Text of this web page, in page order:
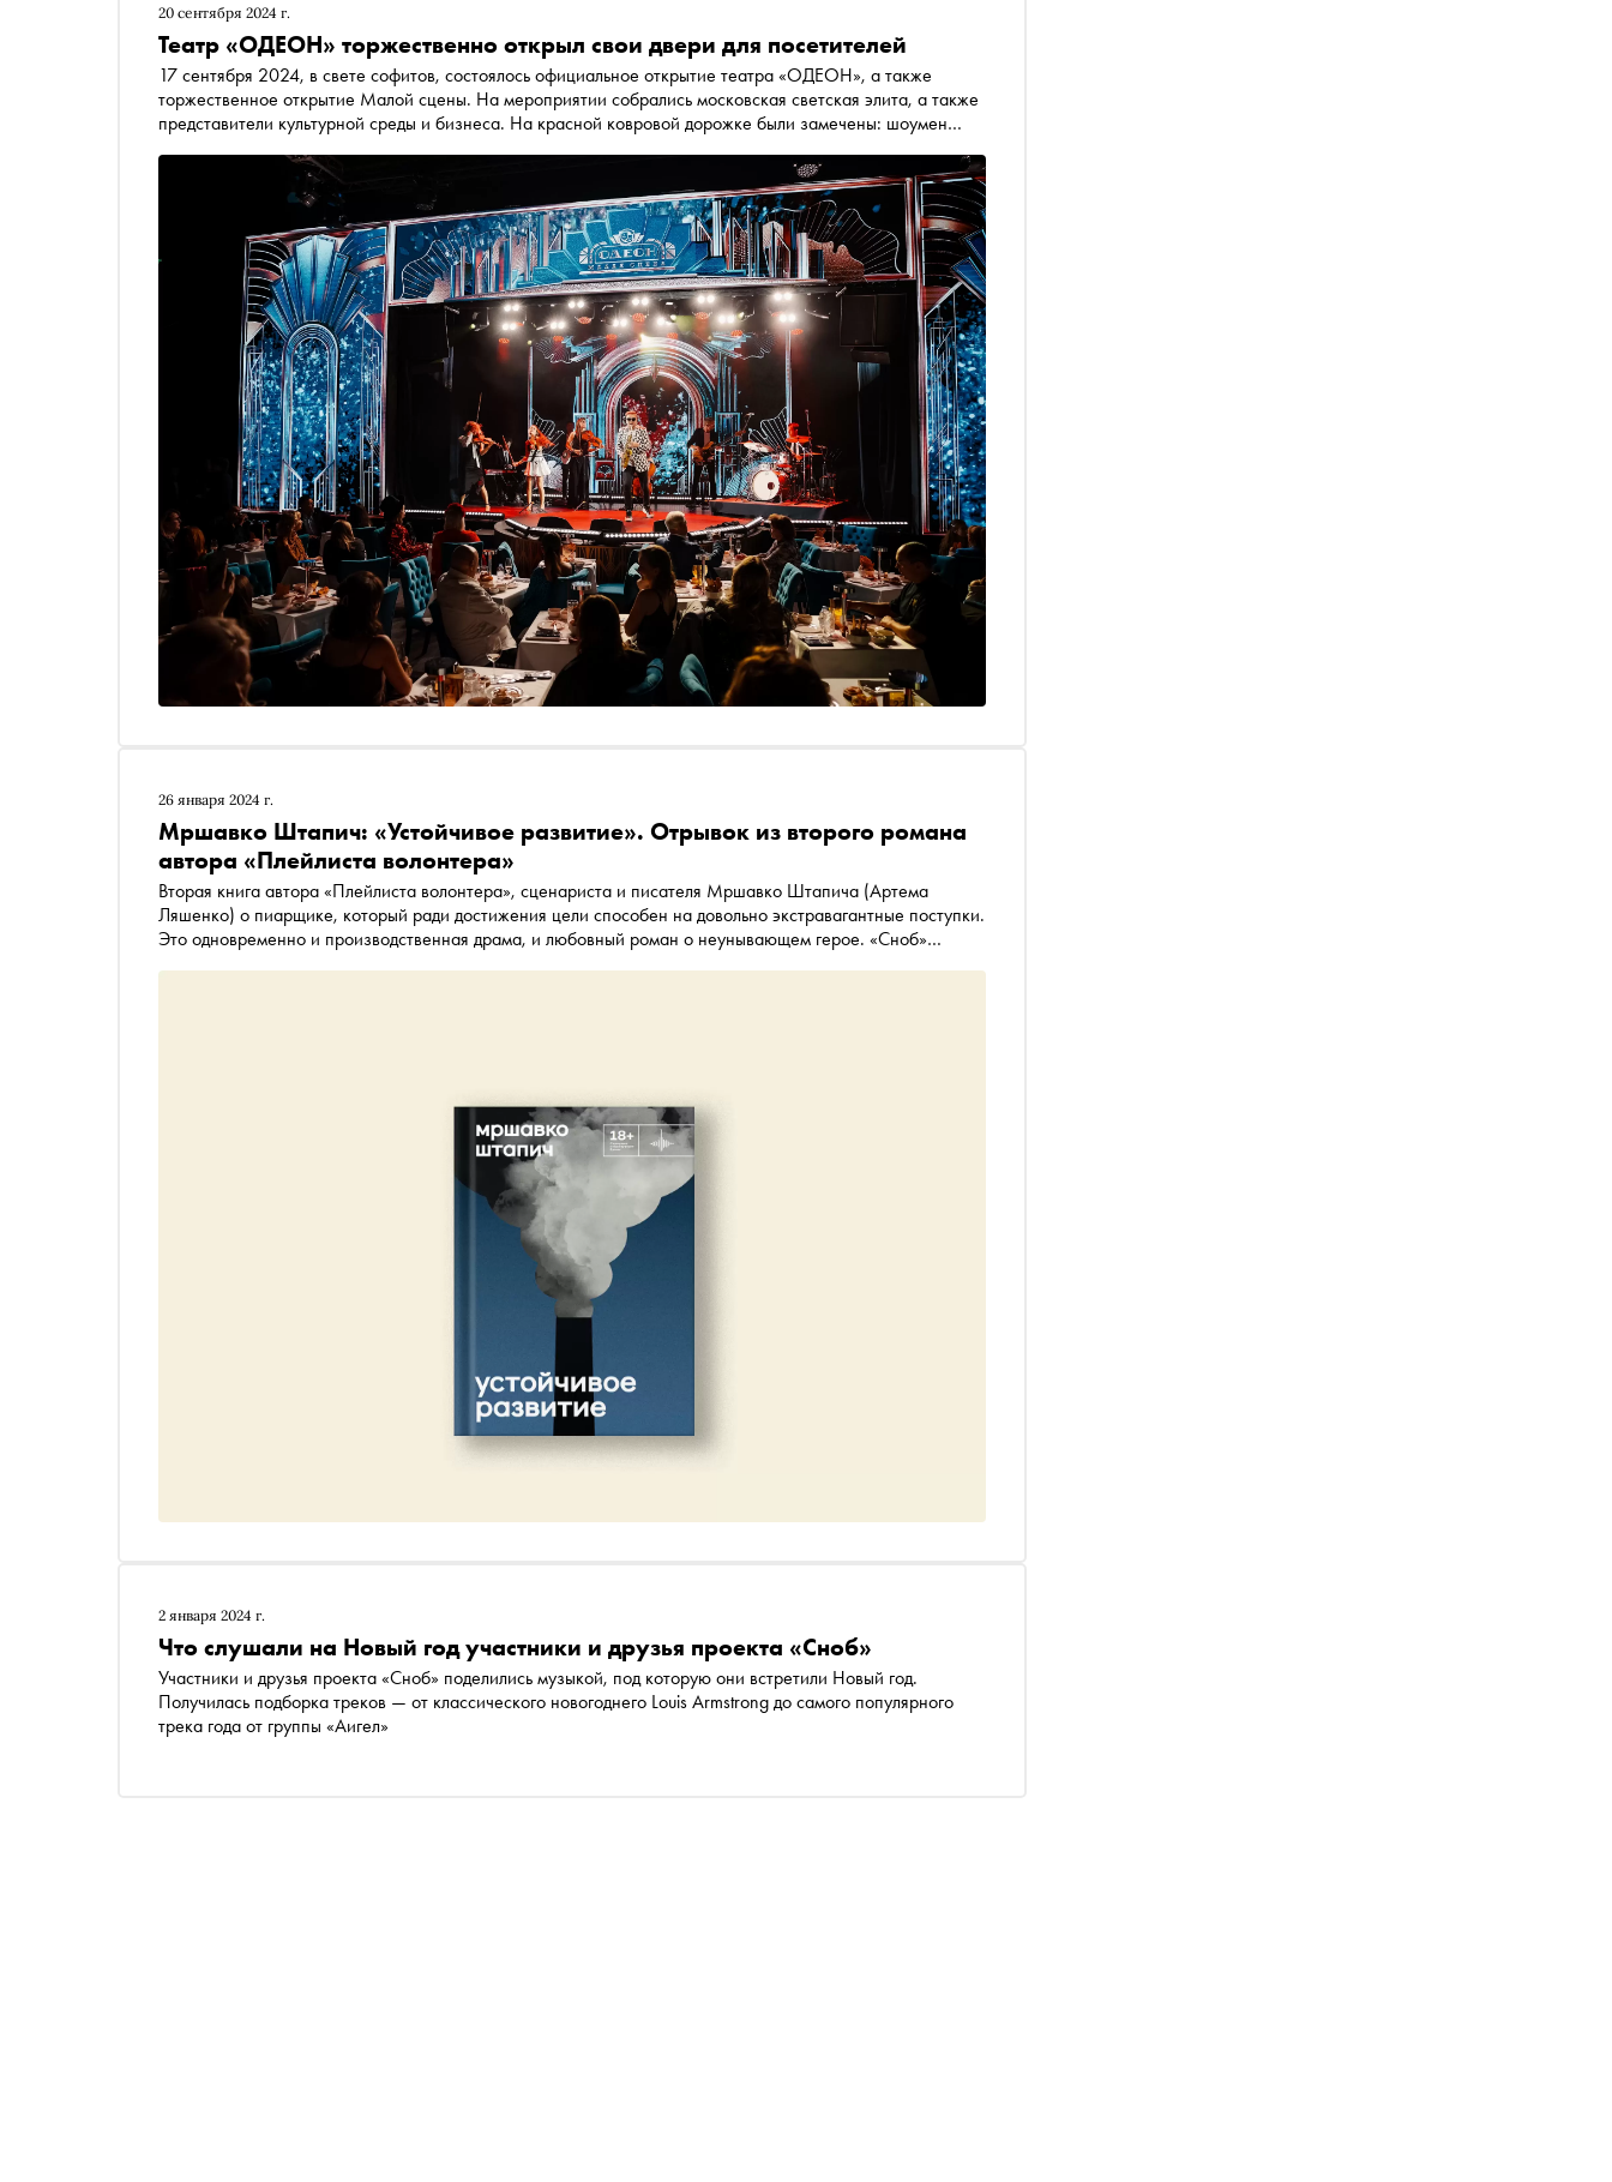
20 сентября 2024 г.
Театр «ОДЕОН» торжественно открыл свои двери для посетителей
17 сентября 2024, в свете софитов, состоялось официальное открытие театра «ОДЕОН», а также
торжественное открытие Малой сцены. На мероприятии собрались московская светская элита, а также
представители культурной среды и бизнеса. На красной ковровой дорожке были замечены: шоумен
Дружинин, Dj Катя Гусева
26 января 2024 г.
Мршавко Штапич: «Устойчивое развитие». Отрывок из второго романа
автора «Плейлиста волонтера»
Вторая книга автора «Плейлиста волонтера», сценариста и писателя Мршавко Штапича (Артема
Ляшенко) о пиарщике, который ради достижения цели способен на довольно экстравагантные поступки.
Это одновременно и производственная драма, и любовный роман о неунывающем герое. «Сноб»
2 января 2024 г.
Что слушали на Новый год участники и друзья проекта «Сноб»
Участники и друзья проекта «Сноб» поделились музыкой, под которую они встретили Новый год.
Получилась подборка треков — от классического новогоднего Louis Armstrong до самого популярного
трека года от группы «Аигел»